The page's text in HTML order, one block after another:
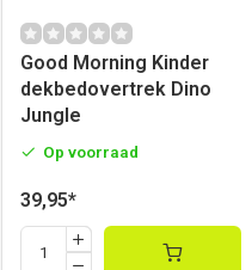
Good Morning Kinder
dekbedovertrek Dino
Jungle
Op voorraad
39,95*